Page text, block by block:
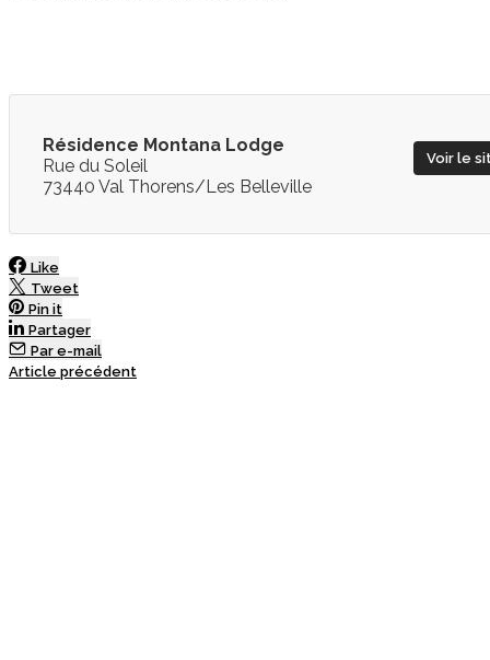
Résidence Montana Lodge
Rue du Soleil
73440 Val Thorens/Les Belleville
Voir le
Like
Tweet
Pin it
Partager
Par e-mail
Article précédent